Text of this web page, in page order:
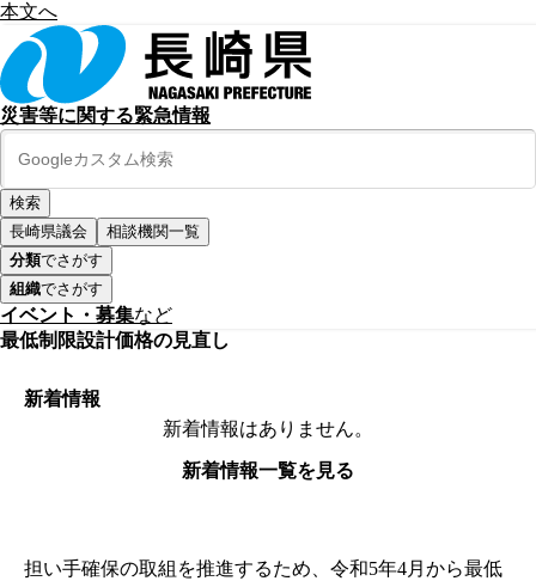
本文へ
災害等に関する緊急情報
長崎県議会
相談機関一覧
分類でさがす
組織でさがす
イベント・募集など
最低制限設計価格の見直し
新着情報
新着情報はありません。
新着情報一覧を見る
担い手確保の取組を推進するため、令和5年4月から最低